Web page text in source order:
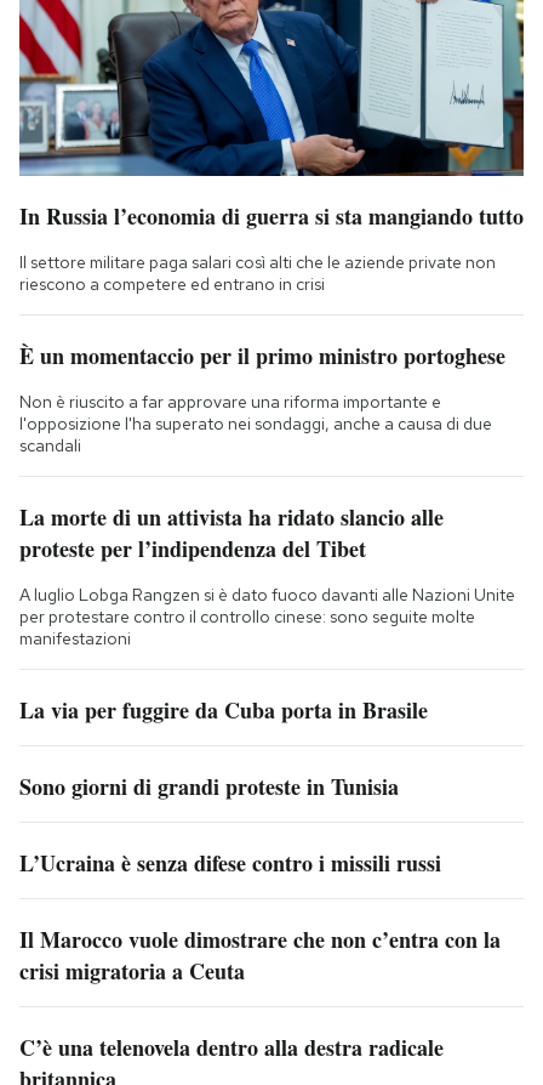
In Russia l’economia di guerra si sta mangiando tutto
Il settore militare paga salari così alti che le aziende private non
riescono a competere ed entrano in crisi
È un momentaccio per il primo ministro portoghese
Non è riuscito a far approvare una riforma importante e
l'opposizione l'ha superato nei sondaggi, anche a causa di due
scandali
La morte di un attivista ha ridato slancio alle
proteste per l’indipendenza del Tibet
A luglio Lobga Rangzen si è dato fuoco davanti alle Nazioni Unite
per protestare contro il controllo cinese: sono seguite molte
manifestazioni
La via per fuggire da Cuba porta in Brasile
Sono giorni di grandi proteste in Tunisia
L’Ucraina è senza difese contro i missili russi
Il Marocco vuole dimostrare che non c’entra con la
crisi migratoria a Ceuta
C’è una telenovela dentro alla destra radicale